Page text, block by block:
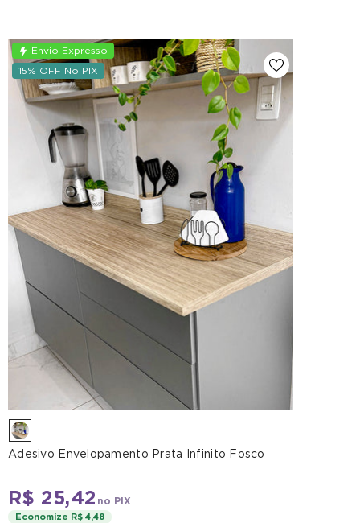
Envio Expresso
15% OFF No PIX
Adesivo Envelopamento Prata Infinito Fosco
R$ 25,42 no PIX
Economize R$ 4,48